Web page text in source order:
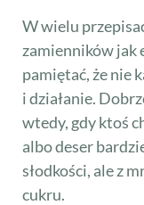
W wielu
zamienników
pamiętać, że nie
i działanie.
wtedy, gdy ktoś
albo deser
słodkości, ale z
cukru.